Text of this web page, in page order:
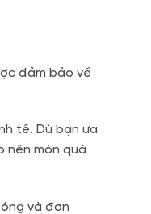
đảm bảo về
tế. Dù bạn ưa
nên món quà
và đơn